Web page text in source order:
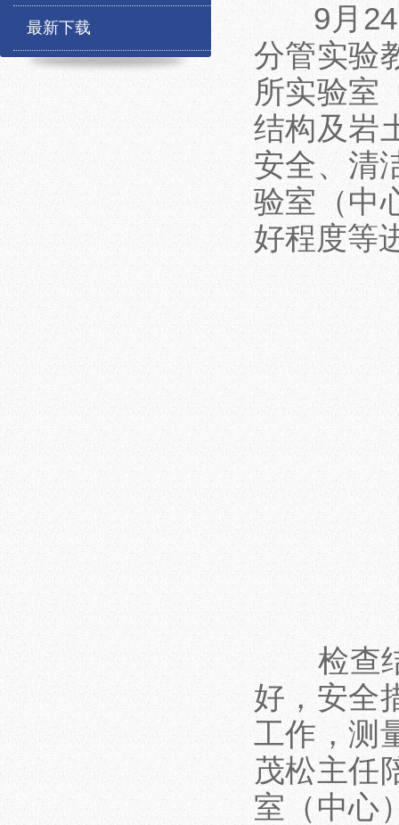
最新下载
9月24
分管实验
所实验室
结构及岩
安全、清
验室（中
好程度等
检查结
好，安全
工作，测
茂松主任
室（中心